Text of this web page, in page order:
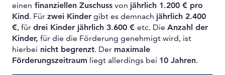
einen finanziellen Zuschuss von jährlich 1.200 € pro
Kind. Für zwei Kinder gibt es demnach jährlich 2.400
€, für drei Kinder jährlich 3.600 € etc. Die Anzahl der
Kinder, für die die Förderung genehmigt wird, ist
hierbei nicht begrenzt. Der maximale
Förderungszeitraum liegt allerdings bei 10 Jahren.